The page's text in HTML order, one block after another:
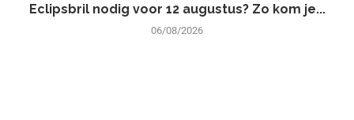
Eclipsbril nodig voor 12 augustus? Zo kom je...
06/08/2026